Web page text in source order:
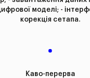
моделі; -
корекція сетапа.
Каво-перерва